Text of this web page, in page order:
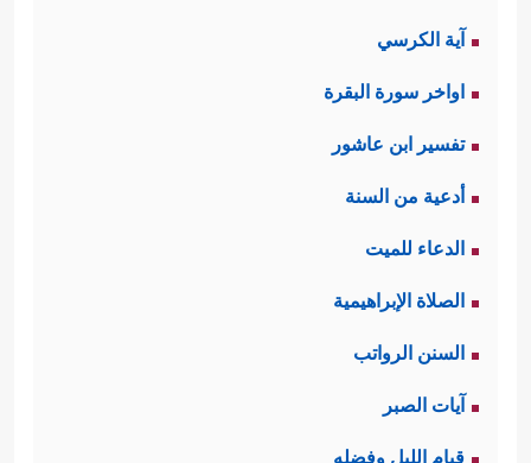
آية الكرسي
اواخر سورة البقرة
تفسير ابن عاشور
أدعية من السنة
الدعاء للميت
الصلاة الإبراهيمية
السنن الرواتب
آيات الصبر
قيام الليل وفضله